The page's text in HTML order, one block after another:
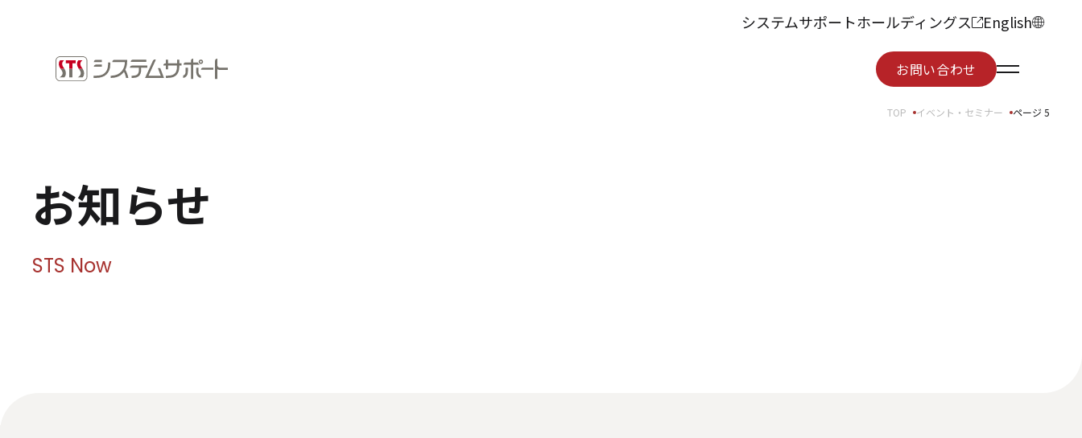
お問い合わせ
ソリューション・プロダクト
サステナビリティ
環境（E）
社会（S）
お問い合わせ
システムサポートホールディングス English
TOP イベント・セミナー ページ 5
お知らせ
STS Now